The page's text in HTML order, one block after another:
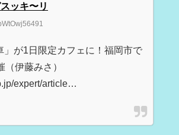
ッキ〜リ
」が1日限定カフェに！福岡市で
（伊藤みさ）
expert/article…